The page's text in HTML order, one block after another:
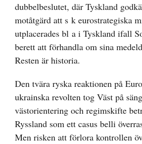
dubbelbeslutet, där Tyskland
motåtgärd att s k eurostrategiska
utplacerades bl a i Tyskland ifall
berett att förhandla om sina
Resten är historia.
Den tvära ryska reaktionen på
ukrainska revolten tog Väst på
västorientering och regimskifte
Ryssland som ett casus belli
Men risken att förlora kontrollen